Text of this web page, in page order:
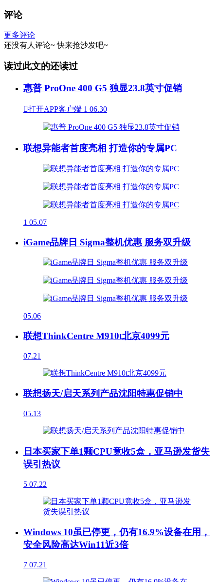
评论
更多评论
还没有人评论~ 快来抢沙发吧~
读过此文的还读过
惠普 ProOne 400 G5 独显23.8英寸促销
打开APP客户端 1 06.30
联想异能者首度亮相 打造你的专属PC
1 05.07
iGame品牌日 Sigma整机优惠 服务双升级
05.06
联想ThinkCentre M910t北京4099元
07.21
联想扬天/启天系列产品沈阳特惠促销中
05.13
日本买家下单1颗CPU竟收5盒，亚马逊发货失
误引热议
5 07.22
Windows 10虽已停更，仍有16.9%设备在用，
安全风险高达Win11近3倍
7 07.21